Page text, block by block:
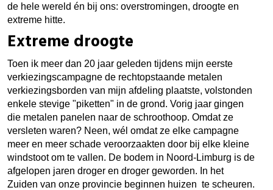
de hele wereld én bij ons: overstromingen, droogte en
extreme hitte.
Extreme droogte
Toen ik meer dan 20 jaar geleden tijdens mijn eerste
verkiezingscampagne de rechtopstaande metalen
verkiezingsborden van mijn afdeling plaatste, volstonden
enkele stevige "piketten" in de grond. Vorig jaar gingen
die metalen panelen naar de schroothoop. Omdat ze
versleten waren? Neen, wél omdat ze elke campagne
meer en meer schade veroorzaakten door bij elke kleine
windstoot om te vallen. De bodem in Noord-Limburg is de
afgelopen jaren droger en droger geworden. In het
Zuiden van onze provincie beginnen huizen te scheuren.